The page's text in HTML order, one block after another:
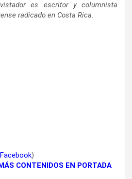
es escritor y columnista
radicado en Costa Rica.
Facebook)
CONTENIDOS EN PORTADA